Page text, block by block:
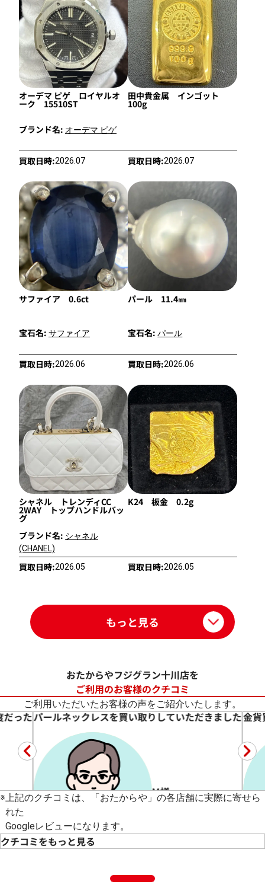
オーデマ ピゲ ロイヤルオ
ーク 15510ST
ブランド名: オーデマ ピゲ
買取日時:2026.07
田中貴金属 インゴット
100g
買取日時:2026.07
サファイア 0.6ct
宝石名: サファイア
買取日時:2026.06
パール 11.4㎜
宝石名: パール
買取日時:2026.06
シャネル トレンディCC
2WAY トップハンドルバッ
グ
ブランド名: シャネル
(CHANEL)
買取日時:2026.05
K24 板金 0.2g
買取日時:2026.05
もっと見る
おたからやフジグラン十川店を
ご利用のお客様のクチコミ
ご利用いただいたお客様の声をご紹介いたします。
だったパールネックレスを買い取りしていただきました
M様
金貨
※ 上記のクチコミは、「おたからや」の各店舗に実際に寄せら
れた
Googleレビューになります。
クチコミをもっと見る